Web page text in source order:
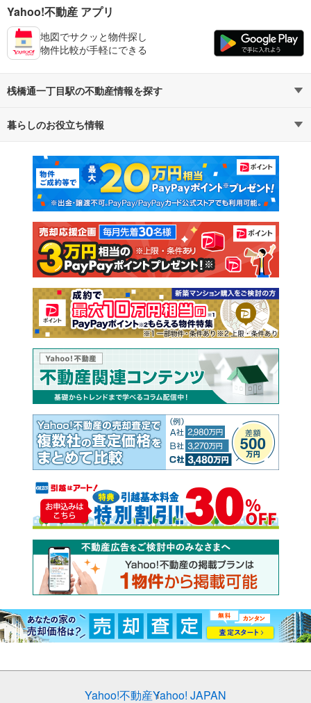
Yahoo!不動産 アプリ
地図でサクッと物件探し
物件比較が手軽にできる
桟橋通一丁目駅の不動産情報を探す
不動産・住宅
新築マンション 中古マンション
新築一戸建て 中古一戸建て
注文住宅 土地
売却査定
暮らしのお役立ち情報
マンションカタログ 教えて！住まいの先生
Yahoo!不動産Yahoo! JAPAN